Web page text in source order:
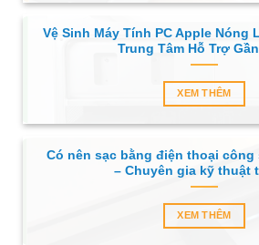
Vệ Sinh Máy Tính PC Apple Nóng
Trung Tâm Hỗ Trợ
XEM THÊM
Có nên sạc bằng điện thoại
– Chuyên gia kỹ thuật
XEM THÊM